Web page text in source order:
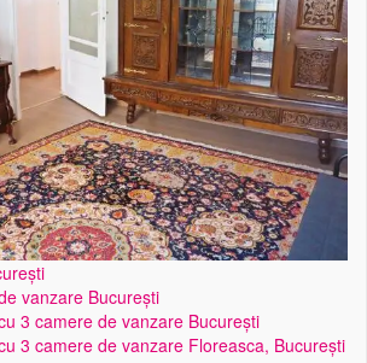
vanzare București
3 camere de vanzare București
3 camere de vanzare Floreasca, București